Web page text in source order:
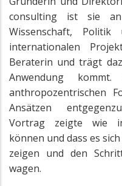
consulting ist sie an
Wissenschaft,
internationalen
Beraterin und trägt
Anwendung
anthropozentrischen
Ansätzen
Vortrag zeigte wie
können und dass es
zeigen und den
wagen.